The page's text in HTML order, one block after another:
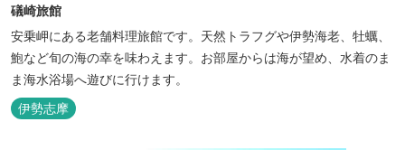
礒崎旅館
安乗岬にある老舗料理旅館です。天然トラフグや伊勢海老、牡蠣、
鮑など旬の海の幸を味わえます。お部屋からは海が望め、水着のま
ま海水浴場へ遊びに行けます。
伊勢志摩